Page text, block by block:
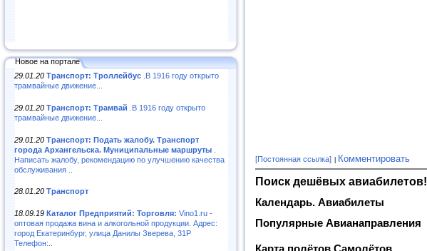
Новое на портале
29.01.20 Транспорт: Троллейбус .В 1916 году открыто
трамвайные движение...
29.01.20 Транспорт: Трамвай .В 1916 году открыто
трамвайные движение...
29.01.20 Транспорт: Подать жалобу. Транспорт
города Архангельска. Муниципальные маршруты
Написать жалобу, рекомендацию по улучшению качества
обслуживания ..
28.01.20 Транспорт
18.09.19 Каталог Предприятий: Торговля: Vino1.ru -
оптовая продажа вина и алкогольной продукции. Адрес:
город Екатеринбург, улица Данилы Зверева, 31Р
Телефон:..
[Постоянная ссылка] Комментировать
Поиск дешёвых авиабилетов!
Календарь. Авиабилеты
Популярные Авианаправления
Карта полётов Самолётов